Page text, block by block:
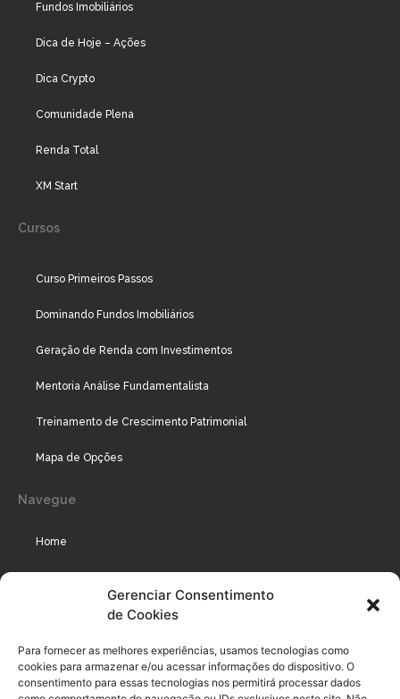
Gerenciar Consentimento
de Cookies
Para fornecer as melhores experiências, usamos tecnologias como
cookies para armazenar e/ou acessar informações do dispositivo. O
consentimento para essas tecnologias nos permitirá processar dados
Fundos Imobiliários
Dica de Hoje – Ações
Dica Crypto
Comunidade Plena
Renda Total
XM Start
Cursos
Curso Primeiros Passos
Dominando Fundos Imobiliários
Geração de Renda com Investimentos
Mentoria Análise Fundamentalista
Treinamento de Crescimento Patrimonial
Mapa de Opções
Navegue
Home
Podcast